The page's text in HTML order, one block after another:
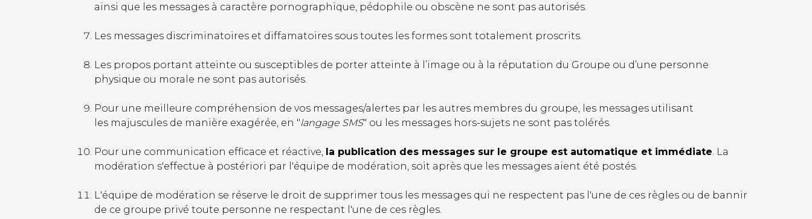
ainsi que les messages à caractère pornographique, pédophile ou obscène ne sont pas autorisés.
Les messages discriminatoires et diffamatoires sous toutes les formes sont totalement proscrits.
Les propos portant atteinte ou susceptibles de porter atteinte à l’image ou à la réputation du Groupe ou d’une personne
physique ou morale ne sont pas autorisés.
Pour une meilleure compréhension de vos messages/alertes par les autres membres du groupe, les messages utilisant
les majuscules de manière exagérée, en "langage SMS" ou les messages hors-sujets ne sont pas tolérés.
Pour une communication efficace et réactive, la publication des messages sur le groupe est automatique et immédiate. La
modération s'effectue à postériori par l'équipe de modération, soit après que les messages aient été postés.
L'équipe de modération se réserve le droit de supprimer tous les messages qui ne respectent pas l'une de ces règles ou de bannir
de ce groupe privé toute personne ne respectant l'une de ces règles.